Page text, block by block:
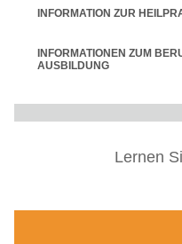
INFORMATION ZUR
INFORMATIONEN ZUM
AUSBILDUNG
Lernen